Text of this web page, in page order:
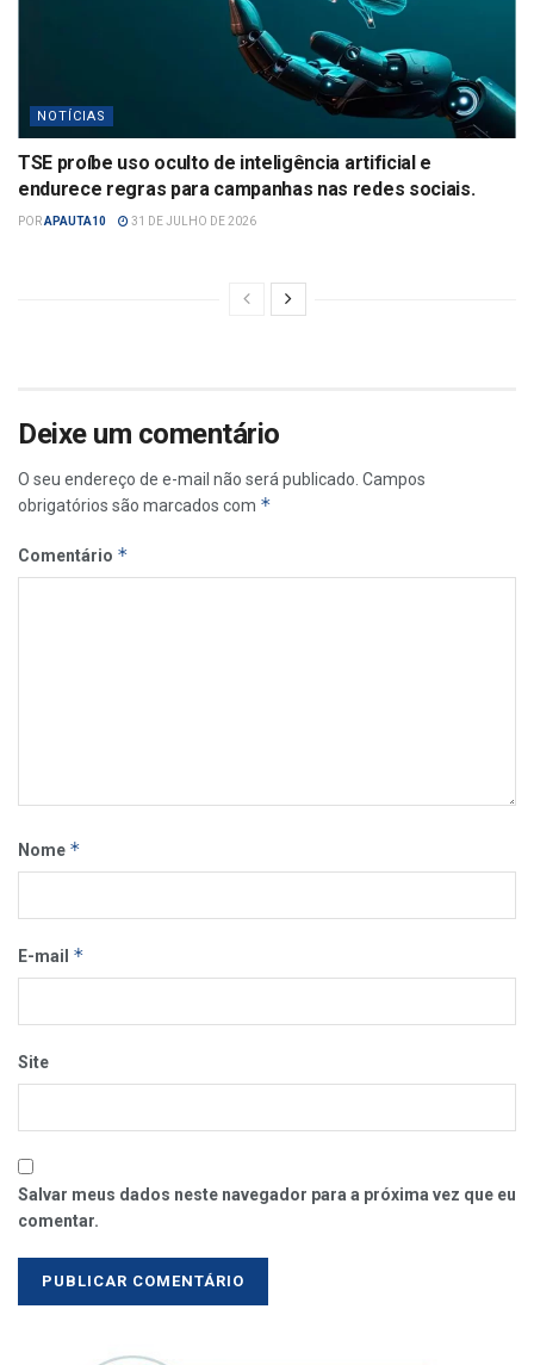
NOTÍCIAS
TSE proíbe uso oculto de inteligência artificial e
endurece regras para campanhas nas redes sociais.
PORAPAUTA10 31 DE JULHO DE 2026
Deixe um comentário
O seu endereço de e-mail não será publicado. Campos
obrigatórios são marcados com *
Comentário *
Nome *
E-mail *
Site
Salvar meus dados neste navegador para a próxima vez que eu
comentar.